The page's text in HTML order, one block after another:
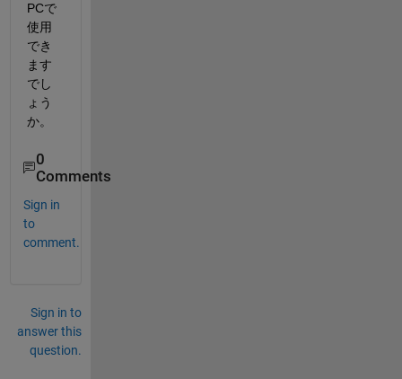
PCで
使用
でき
ます
でし
ょう
か。
0
Comments
Sign in
to
comment.
Sign in to
answer this
question.